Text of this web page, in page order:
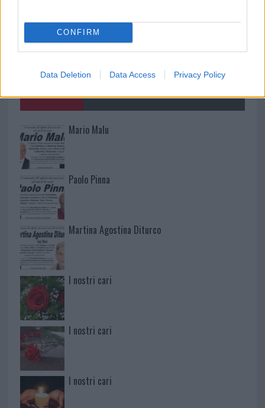
CONFIRM
Data Deletion Data Access Privacy Policy
Mario Malu
Paolo Pinna
Martina Agostina Diturco
I nostri cari
I nostri cari
I nostri cari